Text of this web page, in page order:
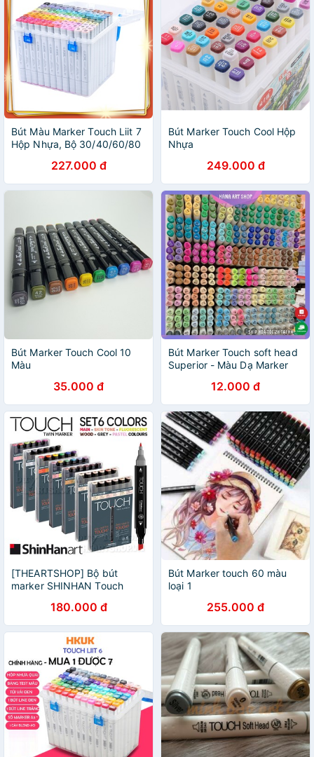
Bút Màu Marker Touch Liit 7
Hộp Nhựa, Bộ 30/40/60/80
Touchliit 7 Chính Hãng Giá
Tốt Nhất
227.000 đ
Bút Marker Touch Cool Hộp
Nhựa
249.000 đ
Bút Marker Touch Cool 10
Màu
35.000 đ
Bút Marker Touch soft head
Superior - Màu Dạ Marker
12.000 đ
[THEARTSHOP] Bộ bút
marker SHINHAN Touch
180.000 đ
Bút Marker touch 60 màu
loại 1
255.000 đ